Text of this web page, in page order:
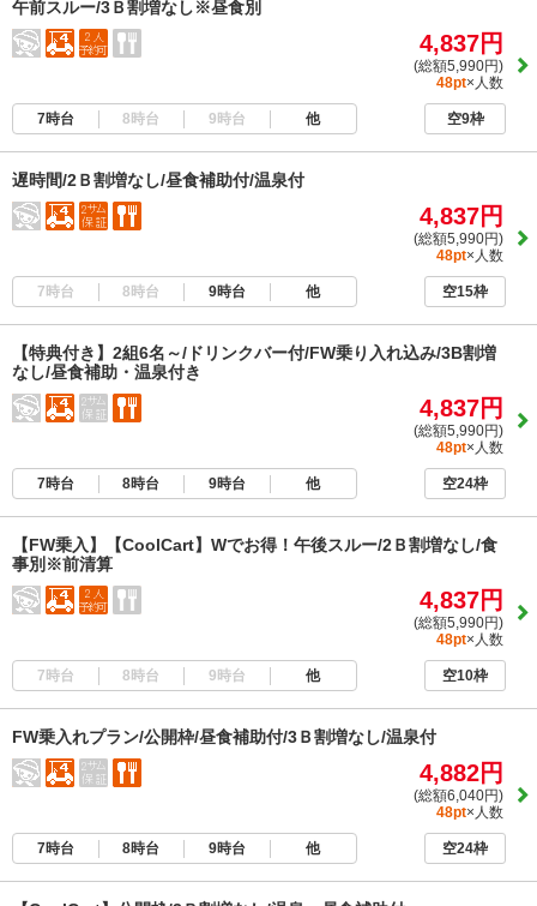
午前スルー/3Ｂ割増なし※昼食別
4,837円
(総額5,990円)
48pt×人数
7時台 8時台 9時台 他 空9枠
遅時間/2Ｂ割増なし/昼食補助付/温泉付
4,837円
(総額5,990円)
48pt×人数
7時台 8時台 9時台 他 空15枠
【特典付き】2組6名～/ドリンクバー付/FW乗り入れ込み/3B割増
なし/昼食補助・温泉付き
4,837円
(総額5,990円)
48pt×人数
7時台 8時台 9時台 他 空24枠
【FW乗入】【CoolCart】Wでお得！午後スルー/2Ｂ割増なし/食
事別※前清算
4,837円
(総額5,990円)
48pt×人数
7時台 8時台 9時台 他 空10枠
FW乗入れプラン/公開枠/昼食補助付/3Ｂ割増なし/温泉付
4,882円
(総額6,040円)
48pt×人数
7時台 8時台 9時台 他 空24枠